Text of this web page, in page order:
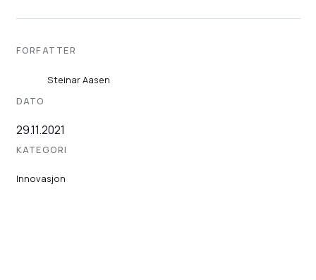
FORFATTER
Steinar Aasen
DATO
29.11.2021
KATEGORI
Innovasjon